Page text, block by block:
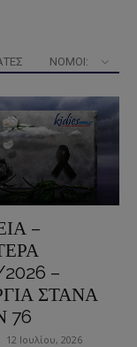
ΝΟΜΟΊ:
–
–
ΣΤΑΝΑ
76
12 Ιουλίου, 2026